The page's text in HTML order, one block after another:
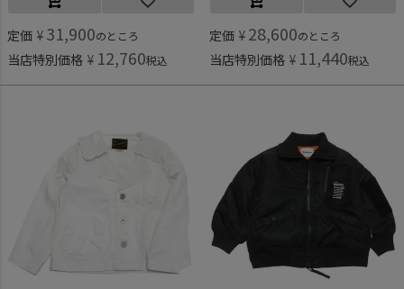
定価 ¥ 31,900のところ
当店特別価格 ¥ 12,760税込
定価 ¥ 28,600のところ
当店特別価格 ¥ 11,440税込